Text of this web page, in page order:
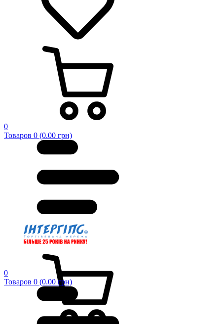
0
Товаров 0 (0.00 грн)
0
Товаров 0 (0.00 грн)